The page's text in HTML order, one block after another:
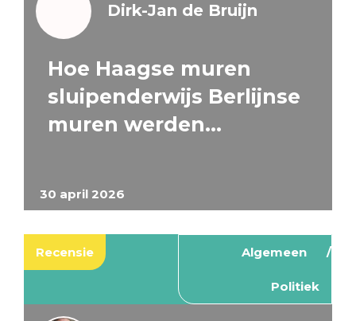
30 april 2026
Dirk-Jan de Bruijn
Hoe Haagse muren
sluipenderwijs Berlijnse
muren werden…
Recensie Algemeen
Politiek